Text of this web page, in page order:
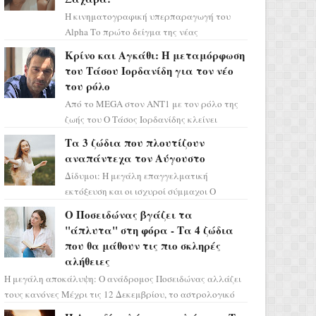
Η κινηματογραφική υπερπαραγωγή του
Alpha Το πρώτο δείγμα της νέας
η αισθητική του ξεπερνά κάθε π...
Κρίνο και Αγκάθι: Η μεταμόρφωση
του Τάσου Ιορδανίδη για τον νέο
του ρόλο
Από το MEGA στον ΑΝΤ1 με τον ρόλο της
ζωής του Ο Τάσος Ιορδανίδης κλείνει
επιτυχίας «Μια Νύχτα Μόνο» ...
Τα 3 ζώδια που πλουτίζουν
αναπάντεχα τον Αύγουστο
Δίδυμοι: Η μεγάλη επαγγελματική
εκτόξευση και οι ισχυροί σύμμαχοι Ο
να ανατρέψει τα πάντα γύρω α...
Ο Ποσειδώνας βγάζει τα
"άπλυτα" στη φόρα - Τα 4 ζώδια
που θα μάθουν τις πιο σκληρές
αλήθειες
Η μεγάλη αποκάλυψη: Ο ανάδρομος Ποσειδώνας αλλάζει
τους κανόνες Μέχρι τις 12 Δεκεμβρίου, το αστρολογικό
σκηνικό θυμίζει ταινία μυστηρίου ...